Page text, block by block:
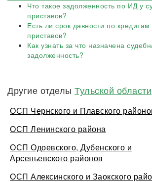
Что такое задолженность по ИД у
приставов?
Есть ли срок давности по
приставов?
Как узнать за что назначена
задолженность?
Другие отделы Тульской области
ОСП Чернского и Плавского
ОСП Ленинского района
ОСП Одоевского, Дубенского и
Арсеньевского районов
ОСП Алексинского и Заокского